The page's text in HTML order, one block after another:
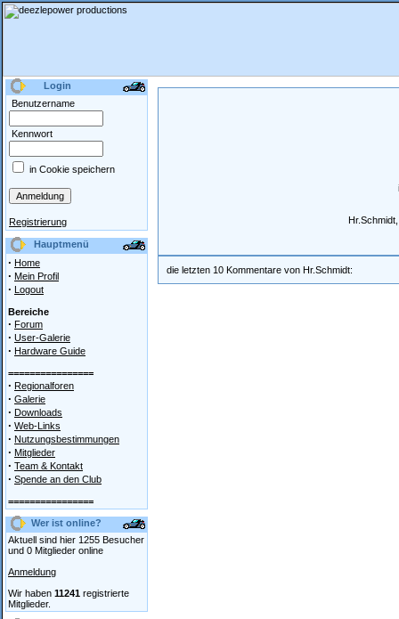
Login
Benutzername
Kennwort
in Cookie speichern
Registrierung
Hauptmenü
· Home
· Mein Profil
· Logout
Bereiche
· Forum
· User-Galerie
· Hardware Guide
================
· Regionalforen
· Galerie
· Downloads
· Web-Links
· Nutzungsbestimmungen
· Mitglieder
· Team & Kontakt
· Spende an den Club
================
Wer ist online?
Aktuell sind hier 1255 Besucher
und 0 Mitglieder online
Anmeldung
Wir haben 11241 registrierte
Mitglieder.
die letzten 10 Kommentare von Hr.Schmidt: